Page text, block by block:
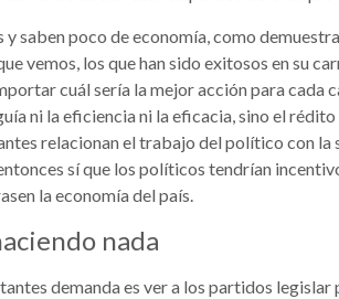
saben poco de economía, como
vemos, los que han sido exitosos en su
cuál sería la mejor acción para cada
ni la eficiencia ni la eficacia, sino el
relacionan el trabajo del político con la
sí que los políticos tendrían
la economía del país.
nada
demanda es ver a los partidos